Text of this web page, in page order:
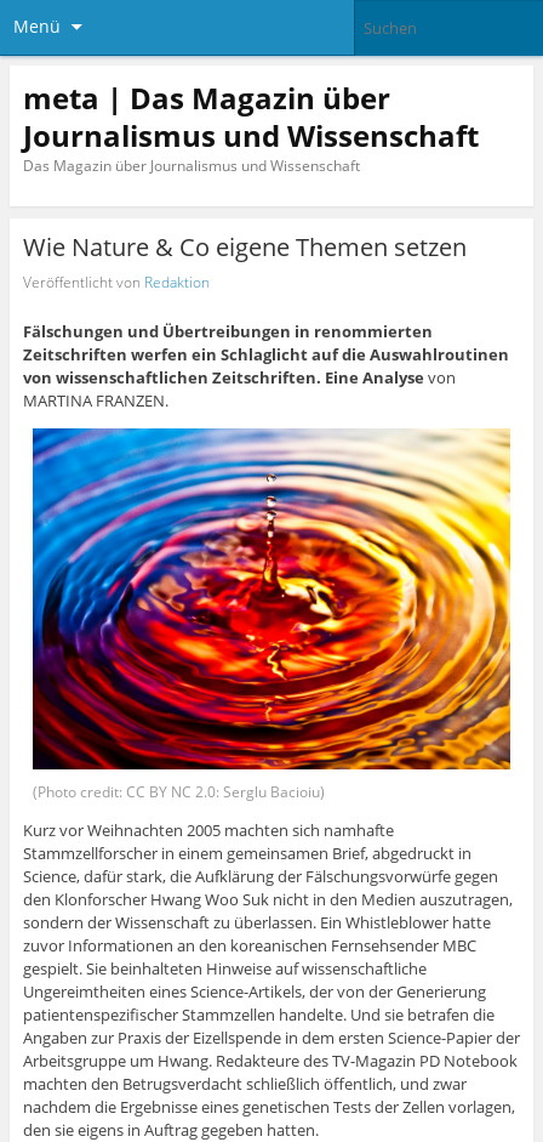
Menü
meta | Das Magazin über
Journalismus und Wissenschaft
Das Magazin über Journalismus und Wissenschaft
Wie Nature & Co eigene Themen setzen
Veröffentlicht von Redaktion
Fälschungen und Übertreibungen in renommierten
Zeitschriften werfen ein Schlaglicht auf die Auswahlroutinen
von wissenschaftlichen Zeitschriften. Eine Analyse von
MARTINA FRANZEN.
(Photo credit: CC BY NC 2.0: Serglu Bacioiu)
Kurz vor Weihnachten 2005 machten sich namhafte
Stammzellforscher in einem gemeinsamen Brief, abgedruckt in
Science, dafür stark, die Aufklärung der Fälschungsvorwürfe gegen
den Klonforscher Hwang Woo Suk nicht in den Medien auszutragen,
sondern der Wissenschaft zu überlassen. Ein Whistleblower hatte
zuvor Informationen an den koreanischen Fernsehsender MBC
gespielt. Sie beinhalteten Hinweise auf wissenschaftliche
Ungereimtheiten eines Science-Artikels, der von der Generierung
patientenspezifischer Stammzellen handelte. Und sie betrafen die
Angaben zur Praxis der Eizellspende in dem ersten Science-Papier der
Arbeitsgruppe um Hwang. Redakteure des TV-Magazin PD Notebook
machten den Betrugsverdacht schließlich öffentlich, und zwar
nachdem die Ergebnisse eines genetischen Tests der Zellen vorlagen,
den sie eigens in Auftrag gegeben hatten.